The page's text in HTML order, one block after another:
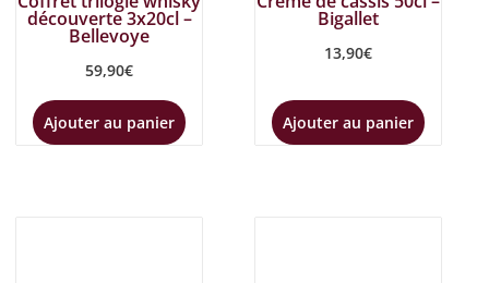
découverte 3x20cl –
Bellevoye
59,90€
Ajouter au panier
Bigallet
13,90€
Ajouter au panier